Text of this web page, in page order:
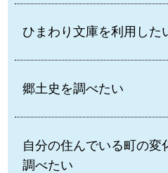
ひまわり文庫を利用した
郷土史を調べたい
自分の住んでいる町の変
調べたい